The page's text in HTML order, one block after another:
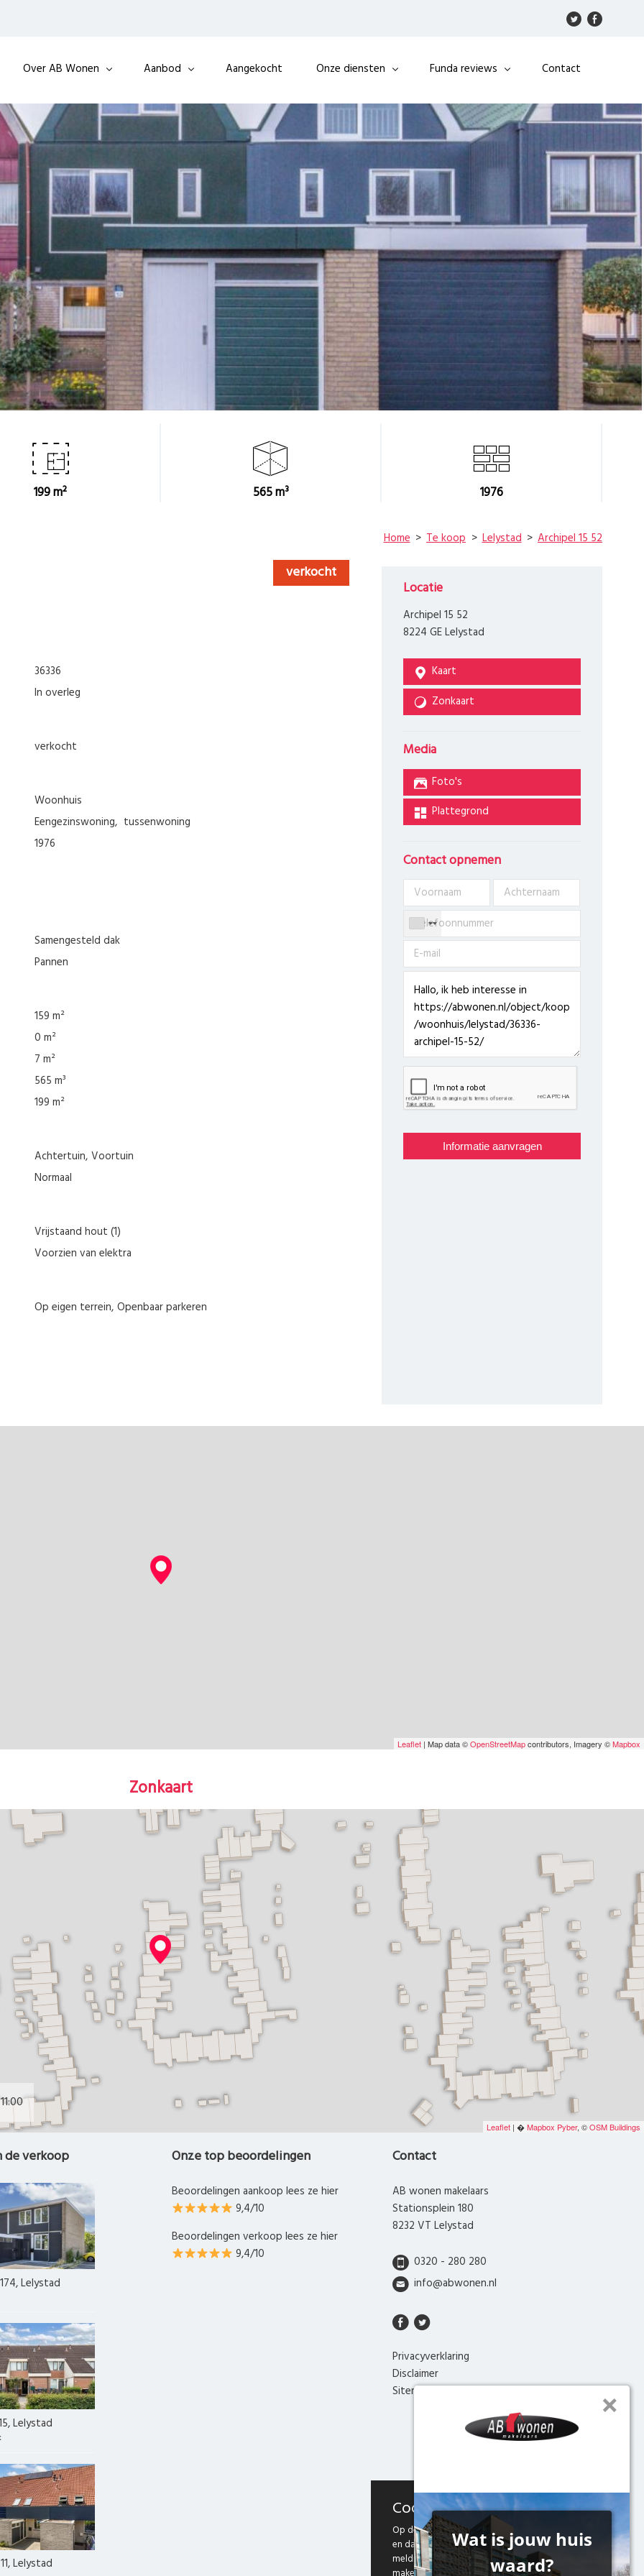
Over AB Wonen Aanbod Aangekocht Onze diensten Funda reviews Contact
199 m² 565 m³ 1976
Home Te koop Lelystad Archipel 15 52
verkocht
36336
In overleg
verkocht
woonhuis
eengezinswoning tussenwoning
1976
Samengesteld dak
Pannen
159 m²
0 m²
7 m²
565 m³
199 m²
Achtertuin Voortuin
Normaal
Vrijstaand hout (1)
Voorzien van elektra
Op eigen terrein Openbaar parkeren
Locatie
Archipel 15 52
8224 GE Lelystad
Kaart
Zonkaart
Media
Foto's
Plattegrond
Contact opnemen
Leaflet | Map data ©OpenStreetMapcontributors, Imagery ©Mapbox
Zonkaart
Leaflet | �Mapbox Pyber, ©OSM Buildings
11:00
verkoop
Lelystad
Lelystad
Lelystad
Onze top beoordelingen
Beoordelingen aankoop lees ze hier
9,4/10
Beoordelingen verkoop lees ze hier
9,4/10
Contact
AB wonen makelaars
Stationsplein 180
8232 VT Lelystad
0320 - 280 280
info@abwonen.nl
Privacyverklaring
Disclaimer
Sitemap
Cookies
Op deze website maken we gebruik van cookies
en daarmee vergelijkbare technieken. Door deze
melding te sluiten, of door gebruik te blijven